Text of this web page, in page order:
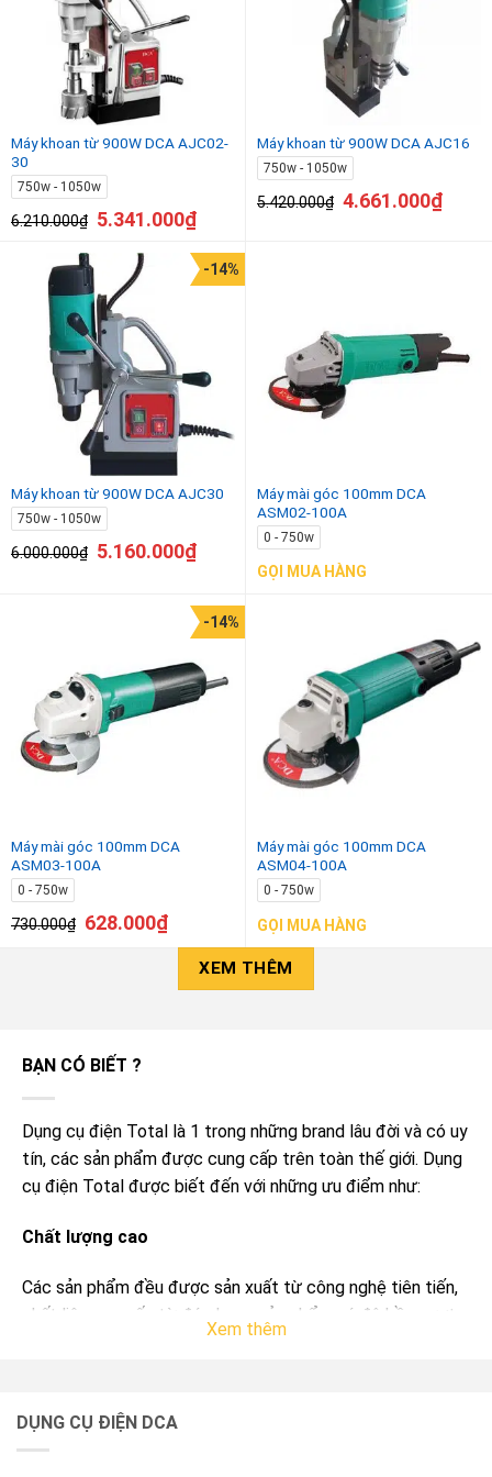
Máy khoan từ 900W DCA AJC02-
30
750w - 1050w
6.210.000₫ 5.341.000₫
Máy khoan từ 900W DCA AJC16
750w - 1050w
5.420.000₫ 4.661.000₫
Máy khoan từ 900W DCA AJC30
750w - 1050w
6.000.000₫
-14%
5.160.000₫
Máy mài góc 100mm DCA
ASM02-100A
0 - 750w
GỌI MUA HÀNG
Máy mài góc 100mm DCA
ASM03-100A
0 - 750w
730.000₫
-14%
628.000₫
Máy mài góc 100mm DCA
ASM04-100A
0 - 750w
GỌI MUA HÀNG
XEM THÊM
BẠN CÓ BIẾT ?
Dụng cụ điện Total là 1 trong những brand lâu đời và có uy
tín, các sản phẩm được cung cấp trên toàn thế giới. Dụng
cụ điện Total được biết đến với những ưu điểm như:
Chất lượng cao
Các sản phẩm đều được sản xuất từ công nghệ tiên tiến,
chất liệu cao cấp từ đó cho ra sản phẩm có độ bền vượt
trội, với khả năng chịu nhiệt, chịu lực và hạn chế mài mòn
thương hiệu cung cấp dụng cụ điện tốt nhất hiện nay.
Xem thêm
DỤNG CỤ ĐIỆN DCA